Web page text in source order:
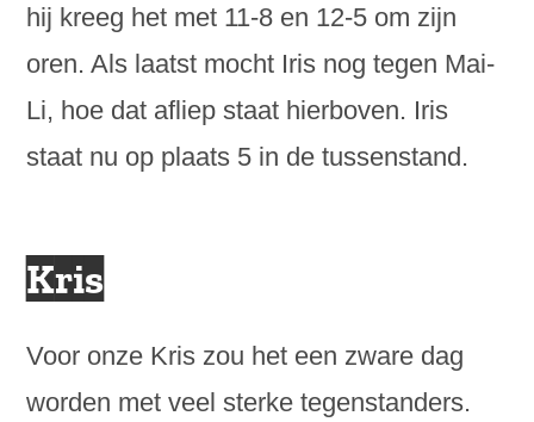
hij kreeg het met 11-8 en 12-5 om zijn
oren. Als laatst mocht Iris nog tegen Mai-
Li, hoe dat afliep staat hierboven. Iris
staat nu op plaats 5 in de tussenstand.
Kris
Voor onze Kris zou het een zware dag
worden met veel sterke tegenstanders.